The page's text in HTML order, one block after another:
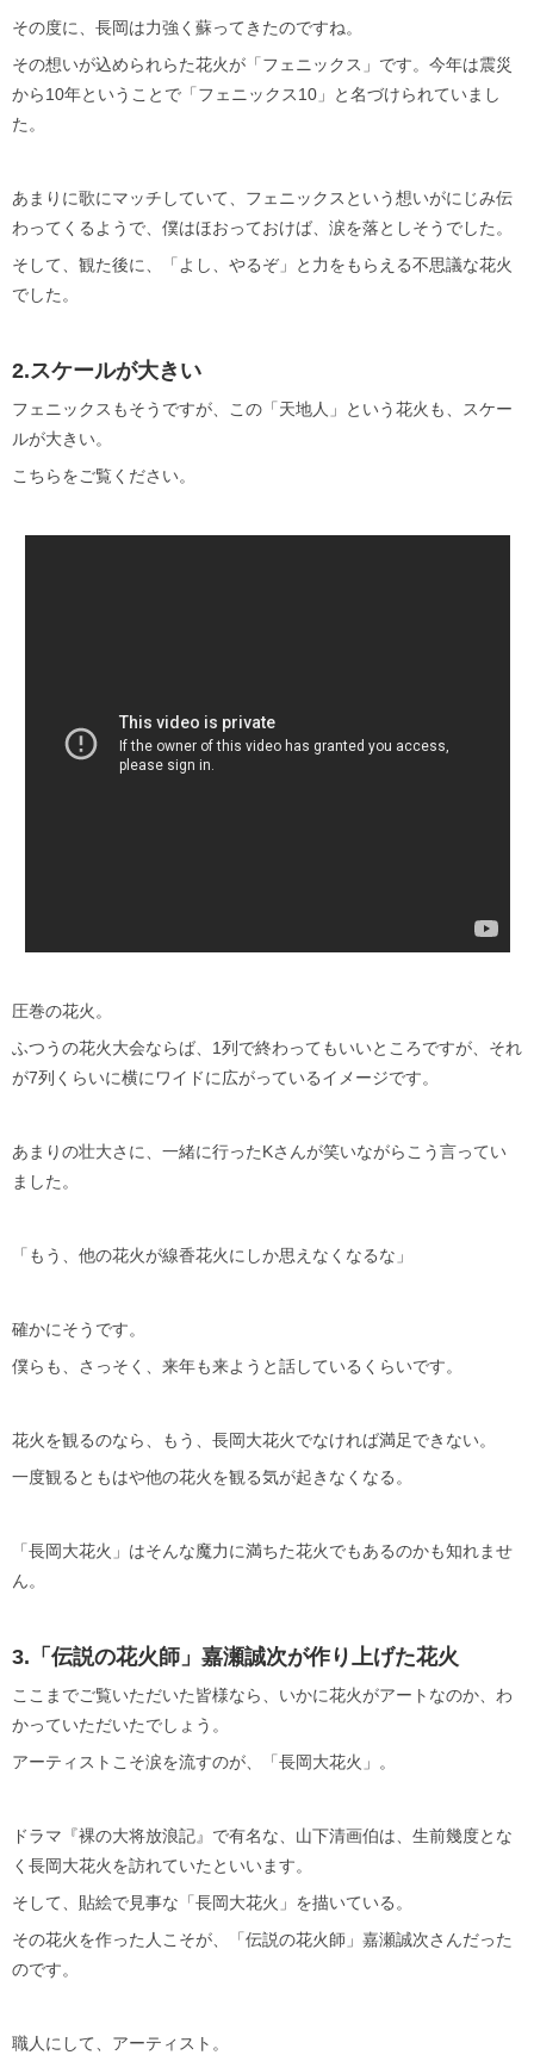
その度に、長岡は力強く蘇ってきたのですね。
その想いが込められらた花火が「フェニックス」です。今年は震災
から10年ということで「フェニックス10」と名づけられていまし
た。
あまりに歌にマッチしていて、フェニックスという想いがにじみ伝
わってくるようで、僕はほおっておけば、涙を落としそうでした。
そして、観た後に、「よし、やるぞ」と力をもらえる不思議な花火
でした。
2.スケールが大きい
フェニックスもそうですが、この「天地人」という花火も、スケー
ルが大きい。
こちらをご覧ください。
圧巻の花火。
ふつうの花火大会ならば、1列で終わってもいいところですが、それ
が7列くらいに横にワイドに広がっているイメージです。
あまりの壮大さに、一緒に行ったKさんが笑いながらこう言ってい
ました。
「もう、他の花火が線香花火にしか思えなくなるな」
確かにそうです。
僕らも、さっそく、来年も来ようと話しているくらいです。
花火を観るのなら、もう、長岡大花火でなければ満足できない。
一度観るともはや他の花火を観る気が起きなくなる。
「長岡大花火」はそんな魔力に満ちた花火でもあるのかも知れませ
ん。
3.「伝説の花火師」嘉瀬誠次が作り上げた花火
ここまでご覧いただいた皆様なら、いかに花火がアートなのか、わ
かっていただいたでしょう。
アーティストこそ涙を流すのが、「長岡大花火」。
ドラマ『裸の大将放浪記』で有名な、山下清画伯は、生前幾度とな
く長岡大花火を訪れていたといいます。
そして、貼絵で見事な「長岡大花火」を描いている。
その花火を作った人こそが、「伝説の花火師」嘉瀬誠次さんだった
のです。
職人にして、アーティスト。